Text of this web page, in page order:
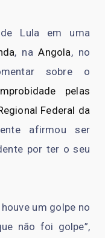
Lula em uma
, naAngola, no
sobre o
pelas
Federal da
afirmou ser
por ter o seu
um golpe no
não foi golpe”,